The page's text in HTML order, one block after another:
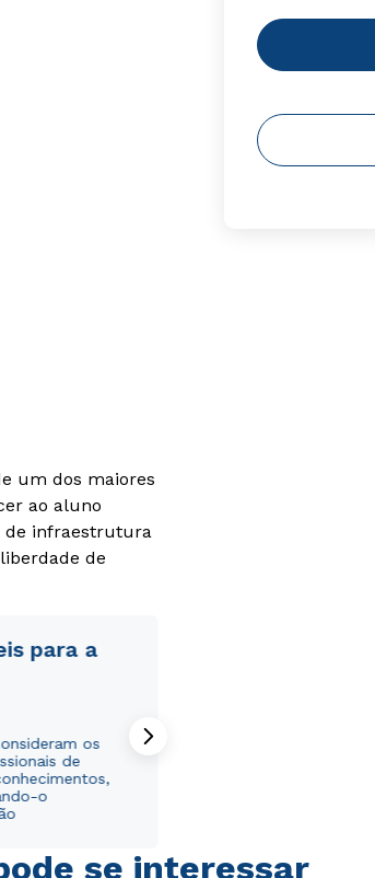
um dos maiores
ao aluno
de infraestrutura
de
para a
os
de
o
se interessar
ou
ou